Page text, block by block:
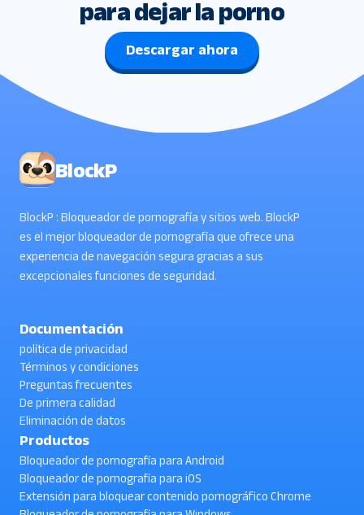
para dejar la porno
Descargar ahora
BlockP
BlockP : Bloqueador de pornografía y sitios web. BlockP
es el mejor bloqueador de pornografía que ofrece una
experiencia de navegación segura gracias a sus
excepcionales funciones de seguridad.
Documentación
política de privacidad
Términos y condiciones
Preguntas frecuentes
De primera calidad
Eliminación de datos
Productos
Bloqueador de pornografía para Android
Bloqueador de pornografía para iOS
Extensión para bloquear contenido pornográfico Chrome